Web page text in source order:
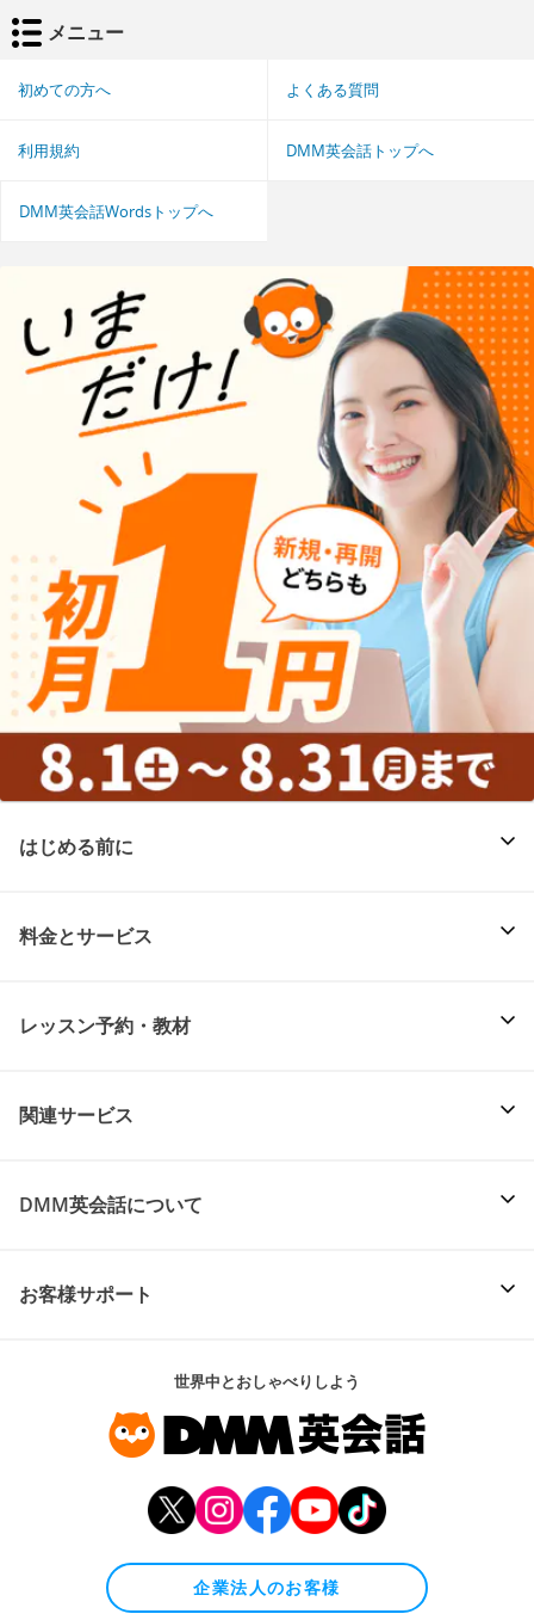
メニュー
初めての方へ よくある質問
利用規約 DMM英会話トップへ
DMM英会話Wordsトップへ
はじめる前に
料金とサービス
レッスン予約・教材
関連サービス
DMM英会話について
お客様サポート
世界中とおしゃべりしよう
企業法人のお客様